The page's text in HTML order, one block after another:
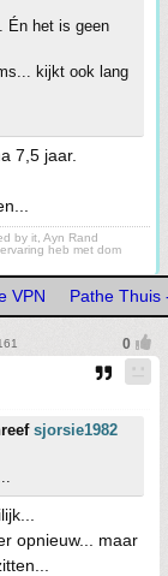
Én het is geen
kijkt ook lang
7,5 jaar.
by it, Ayn Rand
heb met dom
VPN Pathe Thuis
sjorsie1982
opnieuw... maar